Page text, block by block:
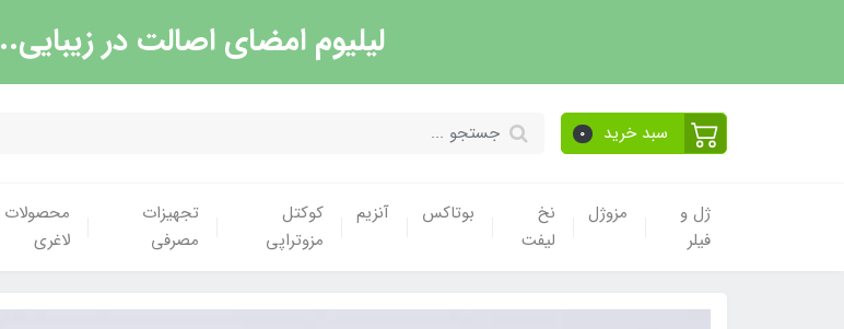
لیلیوم امضای اصالت در زیبایی..
سبد خرید 0
ژل و
فیلر
مزوژل
نخ
لیفت
بوتاکس آنزیم
کوکتل
مزوتراپی
تجهیزات
مصرفی
محصولات
لاغری